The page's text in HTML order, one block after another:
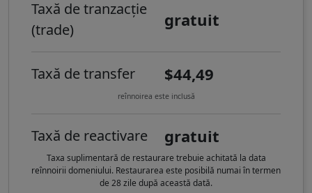
Taxă de tranzacție
(trade)
gratuit
Taxă de transfer $44,49
reînnoirea este inclusă
Taxă de reactivare gratuit
Taxa suplimentară de restaurare trebuie achitată la data
reînnoirii domeniului. Restaurarea este posibilă numai în termen
de 28 zile după această dată.